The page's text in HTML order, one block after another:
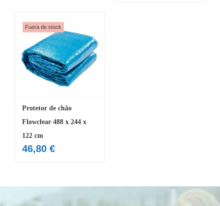
Fuera de stock
Protetor de chão
Flowclear 488 x 244 x
122 cm
46,80 €